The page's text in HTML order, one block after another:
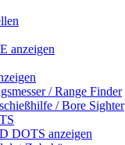
anzeigen
/ Range Finder
/ Bore Sighter
DOTS anzeigen